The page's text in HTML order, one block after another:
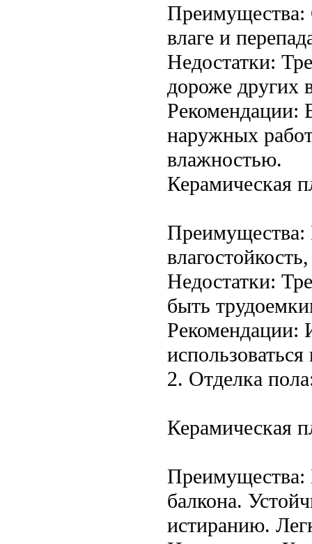
Преимущества:
влаге и
Недостатки:
дороже других
Рекомендации:
наружных
влажностью.
Керамическая
Преимущества:
Недостатки:
быть
Рекомендации:
2. Отделка
Керамическая
Преимущества:
балкона.
истиранию.